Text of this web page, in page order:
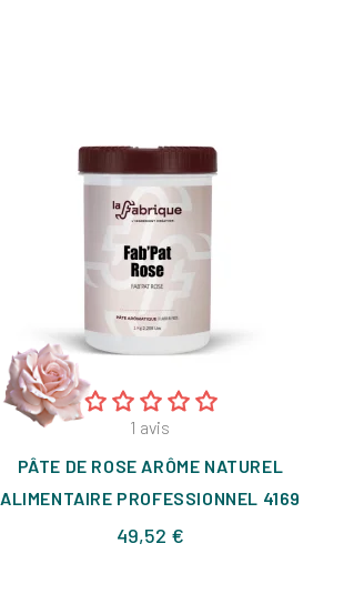
1 avis
PÂTE DE ROSE ARÔME NATUREL
ALIMENTAIRE PROFESSIONNEL 4169
49,52 €Prix